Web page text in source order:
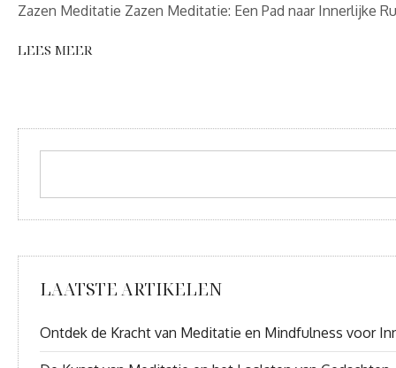
Zazen Meditatie Zazen Meditatie: Een Pad naar Innerlijke
LEES MEER
LAATSTE ARTIKELEN
Ontdek de Kracht van Meditatie en Mindfulness voor